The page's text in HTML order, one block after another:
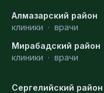
Алмазарский район
клиники · врачи
Мирабадский район
клиники · врачи
Сергелийский район